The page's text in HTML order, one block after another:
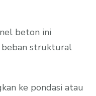
beton ini
struktural
ke pondasi atau